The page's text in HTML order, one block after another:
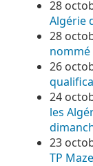
28
Algérie
28
26
24
les
23
TP